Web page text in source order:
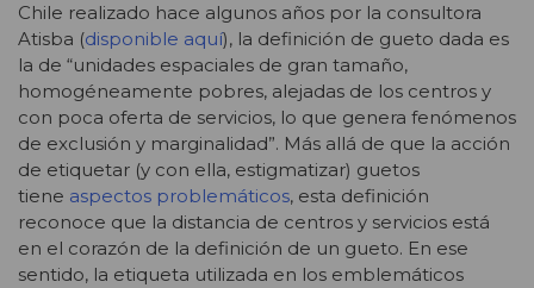
Chile realizado hace algunos años por la consultora
Atisba (disponible aquí), la definición de gueto dada es
la de “unidades espaciales de gran tamaño,
homogéneamente pobres, alejadas de los centros y
con poca oferta de servicios, lo que genera fenómenos
de exclusión y marginalidad”. Más allá de que la acción
de etiquetar (y con ella, estigmatizar) guetos
tiene aspectos problemáticos, esta definición
reconoce que la distancia de centros y servicios está
en el corazón de la definición de un gueto. En ese
sentido, la etiqueta utilizada en los emblemáticos